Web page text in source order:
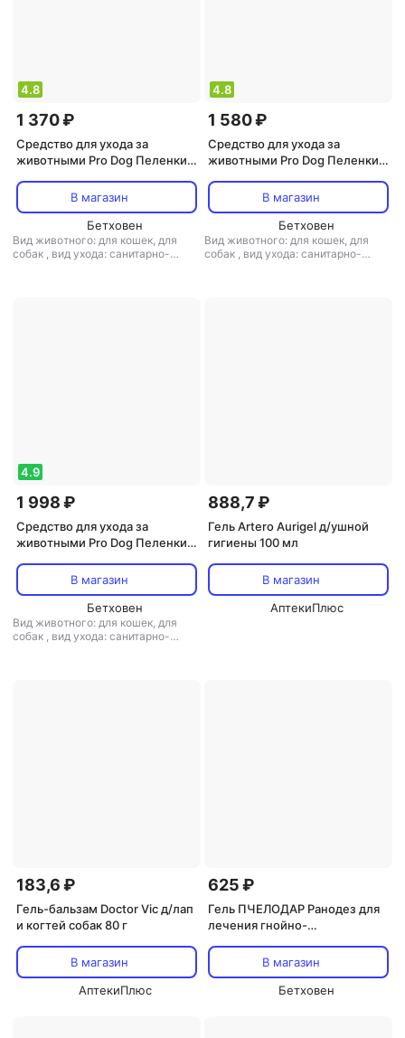
4.8
1 370 ₽
Средство для ухода за
животными Pro Dog Пеленки
30шт c гелевым абсорбентом
и клеевыми уголками
В магазин
Бетховен
Вид животного: для кошек, для
собак , вид ухода: санитарно-
4.8
1 580 ₽
Средство для ухода за
животными Pro Dog Пеленки
50шт c гелевым абсорбентом
и клеевыми уголками
В магазин
Бетховен
Вид животного: для кошек, для
собак , вид ухода: санитарно-
4.9
1 998 ₽
Средство для ухода за
животными Pro Dog Пеленки
30шт c гелевым абсорбентом
и клеевыми уголками
В магазин
Бетховен
Вид животного: для кошек, для
собак , вид ухода: санитарно-
888,7 ₽
Гель Artero Aurigel д/ушной
гигиены 100 мл
В магазин
АптекиПлюс
183,6 ₽
Гель-бальзам Doctor Vic д/лап
и когтей собак 80 г
В магазин
АптекиПлюс
625 ₽
Гель ПЧЕЛОДАР Ранодез для
лечения гнойно-
В магазин
Бетховен